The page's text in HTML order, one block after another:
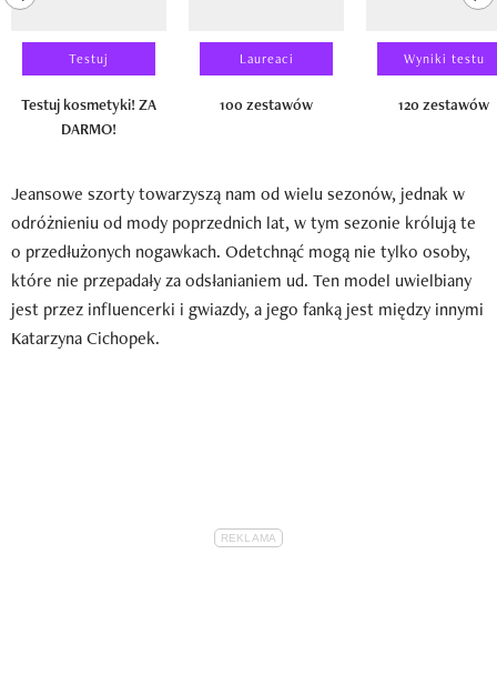
Testuj
Testuj kosmetyki! ZA
DARMO!
Laureaci
100 zestawów
Wyniki testu
120 zestawów
Jeansowe szorty towarzyszą nam od wielu sezonów, jednak w
odróżnieniu od mody poprzednich lat, w tym sezonie królują te
o przedłużonych nogawkach. Odetchnąć mogą nie tylko osoby,
które nie przepadały za odsłanianiem ud. Ten model uwielbiany
jest przez influencerki i gwiazdy, a jego fanką jest między innymi
Katarzyna Cichopek.